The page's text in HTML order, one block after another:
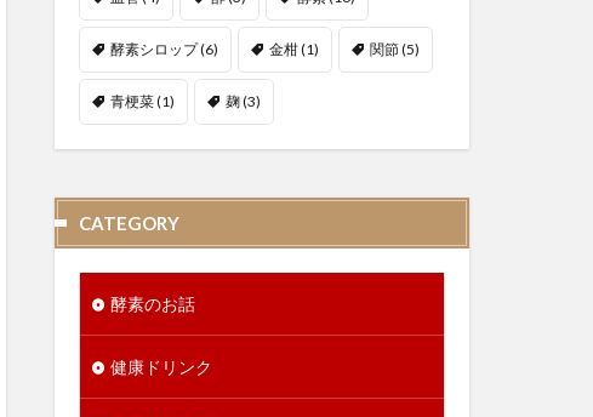
酵素シロップ(6) 金柑(1) 関節(5)
青梗菜(1) 麹(3)
CATEGORY
酵素のお話
健康ドリンク